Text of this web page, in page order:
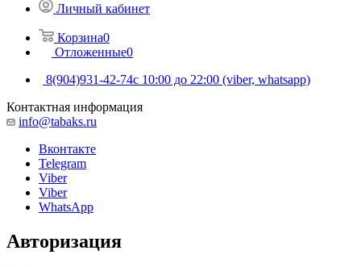
Личный кабинет
Корзина0
Отложенные0
8(904)931-42-74с 10:00 до 22:00 (viber, whatsapp)
Контактная информация
info@tabaks.ru
Вконтакте
Telegram
Viber
Viber
WhatsApp
Авторизация